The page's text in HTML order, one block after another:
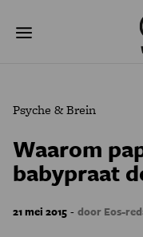
naar
PSYCHE & BREIN
Psyche & Brein
Waarom
babypraat
21 mei 2015 - door Eos-